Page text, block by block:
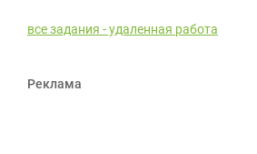
все задания - удаленная работа
Реклама